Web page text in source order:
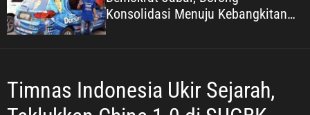
Konsolidasi Menuju Kebangkitan
Demokrat Kabupaten Bekasi
Timnas Indonesia Ukir Sejarah,